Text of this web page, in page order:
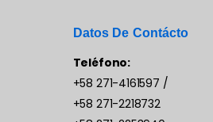
Datos De Contácto
Teléfono:
+58 271-4161597 /
+58 271-2218732